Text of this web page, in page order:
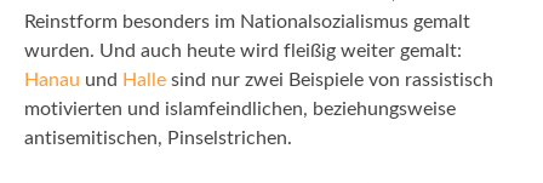
Reinstform besonders im Nationalsozialismus gemalt
wurden. Und auch heute wird fleißig weiter gemalt:
Hanau und Halle sind nur zwei Beispiele von rassistisch
motivierten und islamfeindlichen, beziehungsweise
antisemitischen, Pinselstrichen.